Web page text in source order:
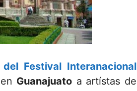
Festival Interanacional
Guanajuatoa artístas de